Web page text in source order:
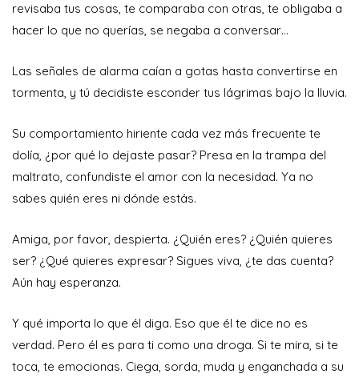
revisaba tus cosas, te comparaba con otras, te obligaba a
hacer lo que no querías, se negaba a conversar…
Las señales de alarma caían a gotas hasta convertirse en
tormenta, y tú decidiste esconder tus lágrimas bajo la lluvia.
Su comportamiento hiriente cada vez más frecuente te
dolía, ¿por qué lo dejaste pasar? Presa en la trampa del
maltrato, confundiste el amor con la necesidad. Ya no
sabes quién eres ni dónde estás.
Amiga, por favor, despierta. ¿Quién eres? ¿Quién quieres
ser? ¿Qué quieres expresar? Sigues viva, ¿te das cuenta?
Aún hay esperanza.
Y qué importa lo que él diga. Eso que él te dice no es
verdad. Pero él es para ti como una droga. Si te mira, si te
toca, te emocionas. Ciega, sorda, muda y enganchada a su